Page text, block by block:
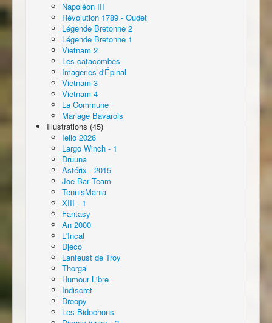
Napoléon III
Révolution 1789 - Oudet
Légende Bretonne 2
Légende Bretonne 1
Vietnam 2
Les catacombes
Imageries d'Épinal
Vietnam 3
Vietnam 4
La Commune
Mariage Bavarois
Illustrations (45)
Iello 2026
Largo Winch - 1
Druuna
Astérix - 2015
Joe Bar Team
TennisMania
XIII - 1
Fantasy
An 2000
L'Incal
Djeco
Lanfeust de Troy
Thorgal
Humour Libre
Indiscret
Droopy
Les Bidochons